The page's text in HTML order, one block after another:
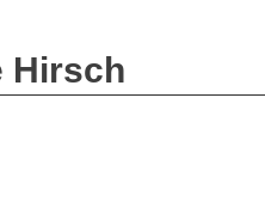
Hirsch